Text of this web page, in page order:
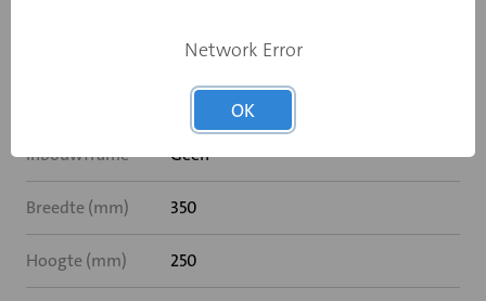
Nee
Inbouwframe Geen
Breedte (mm) 350
Hoogte (mm) 250
Network Error
OK